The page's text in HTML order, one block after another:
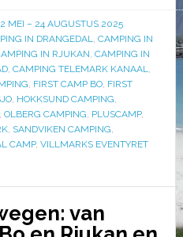
MEI – 24 AUGUSTUS 2025
IN DRANGEDAL, CAMPING IN
IN RJUKAN, CAMPING IN
, CAMPING TELEMARK KANAAL,
, FIRST CAMP BO, FIRST
, HOKKSUND CAMPING,
OLBERG CAMPING, PLUSCAMP,
, SANDVIKEN CAMPING,
CAMP, VILLMARKS EVENTYRET
van